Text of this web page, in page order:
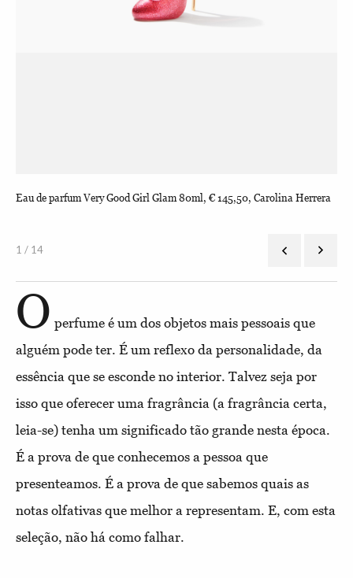
Eau de parfum Very Good Girl Glam 80ml, € 145,50, Carolina Herrera
1 / 14
O perfume é um dos objetos mais pessoais que
alguém pode ter. É um reflexo da personalidade, da
essência que se esconde no interior. Talvez seja por
isso que oferecer uma fragrância (a fragrância certa,
leia-se) tenha um significado tão grande nesta época.
É a prova de que conhecemos a pessoa que
presenteamos. É a prova de que sabemos quais as
notas olfativas que melhor a representam. E, com esta
seleção, não há como falhar.